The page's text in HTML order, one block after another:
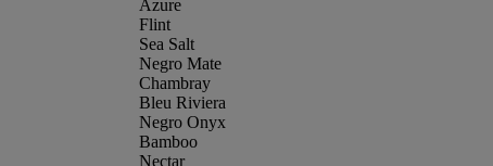
Azure
Flint
Sea Salt
Negro Mate
Chambray
Bleu Riviera
Negro Onyx
Bamboo
Nectar